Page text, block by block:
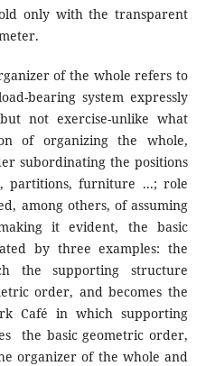
only with the transparent
of the whole refers to
bearing system expressly
not exercise-unlike what
of organizing the whole,
subordinating the positions
partitions, furniture ...; role
among others, of assuming
it evident, the basic
by three examples: the
the supporting structure
order, and becomes the
Café in which supporting
the basic geometric order,
organizer of the whole and